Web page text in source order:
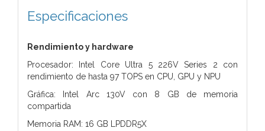
Especificaciones
Rendimiento y hardware
Procesador: Intel Core Ultra 5 226V Series 2 con
rendimiento de hasta 97 TOPS en CPU, GPU y NPU
Gráfica: Intel Arc 130V con 8 GB de memoria
compartida
Memoria RAM: 16 GB LPDDR5X